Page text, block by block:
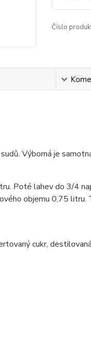
Číslo
Výborná je
Poté lahev do 3/4
objemu 0,75
cukr,